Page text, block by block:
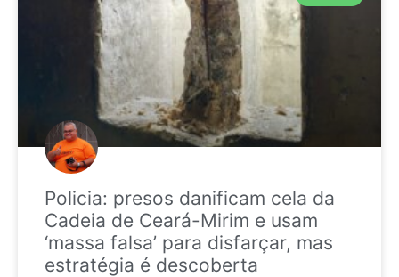
Policia: presos danificam cela da
Cadeia de Ceará-Mirim e usam
‘massa falsa’ para disfarçar, mas
estratégia é descoberta